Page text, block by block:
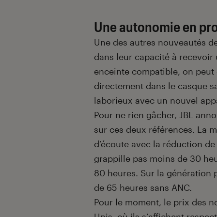
Une autonomie en
Une des autres nouveautés
dans leur capacité à recevoir
enceinte compatible, on
directement dans le casque
laborieux avec un nouvel
Pour ne rien gâcher, JBL
sur ces deux références. La
d’écoute avec la réduction
grappille pas moins de 30
80 heures. Sur la génération
de 65 heures sans ANC.
Pour le moment, le prix des